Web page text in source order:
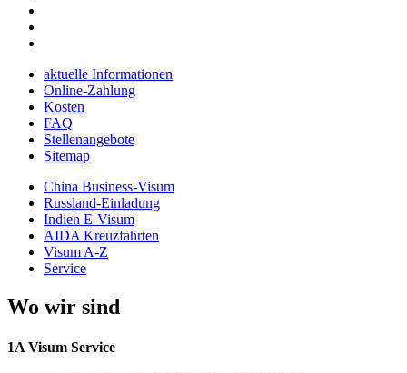
aktuelle Informationen
Online-Zahlung
Kosten
FAQ
Stellenangebote
Sitemap
China Business-Visum
Russland-Einladung
Indien E-Visum
AIDA Kreuzfahrten
Visum A-Z
Service
Wo wir sind
1A Visum Service